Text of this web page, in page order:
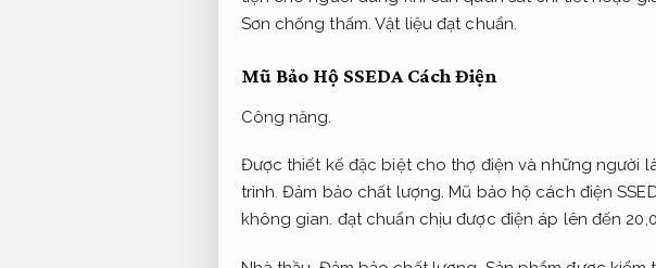
Sơn chống thấm. Vật liệu đạt chuẩn.
Mũ Bảo Hộ SSEDA Cách Điện
Công năng.
Được thiết kế đặc biệt cho thợ điện và những người
trình. Đảm bảo chất lượng. Mũ bảo hộ cách điện
không gian. đạt chuẩn chịu được điện áp lên đến